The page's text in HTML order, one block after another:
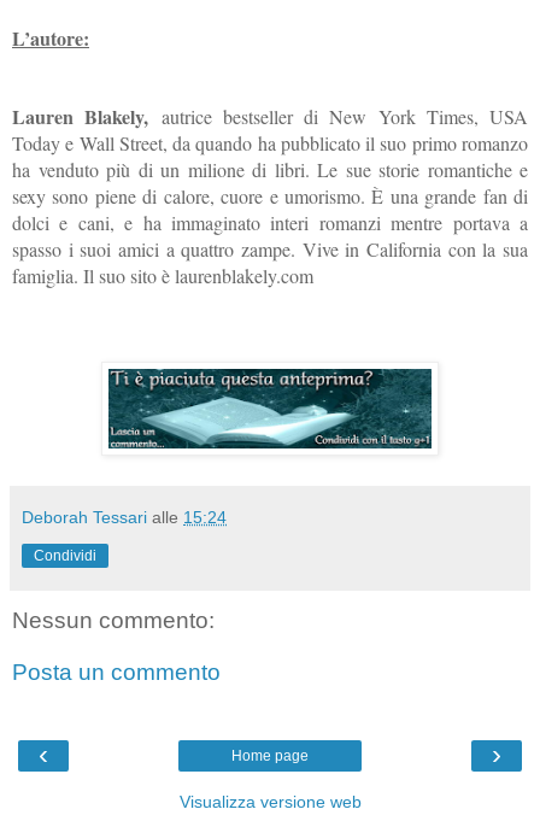
L’autore:
Lauren Blakely, autrice bestseller di New York Times, USA
Today e Wall Street, da quando ha pubblicato il suo primo romanzo
ha venduto più di un milione di libri. Le sue storie romantiche e
sexy sono piene di calore, cuore e umorismo. È una grande fan di
dolci e cani, e ha immaginato interi romanzi mentre portava a
spasso i suoi amici a quattro zampe. Vive in California con la sua
famiglia. Il suo sito è laurenblakely.com
Deborah Tessari alle 15:24
Condividi
Nessun commento:
Posta un commento
‹ ›
Home page
Visualizza versione web